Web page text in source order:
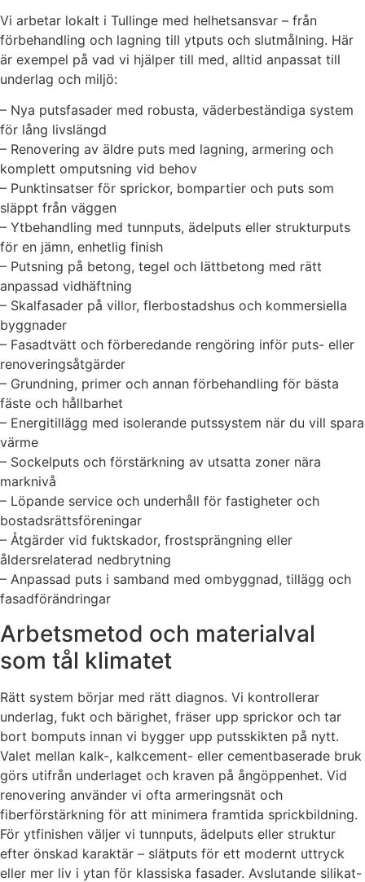
Vi arbetar lokalt i Tullinge med helhetsansvar – från
förbehandling och lagning till ytputs och slutmålning. Här
är exempel på vad vi hjälper till med, alltid anpassat till
underlag och miljö:
– Nya putsfasader med robusta, väderbeständiga system
för lång livslängd
– Renovering av äldre puts med lagning, armering och
komplett omputsning vid behov
– Punktinsatser för sprickor, bompartier och puts som
släppt från väggen
– Ytbehandling med tunnputs, ädelputs eller strukturputs
för en jämn, enhetlig finish
– Putsning på betong, tegel och lättbetong med rätt
anpassad vidhäftning
– Skalfasader på villor, flerbostadshus och kommersiella
byggnader
– Fasadtvätt och förberedande rengöring inför puts- eller
renoveringsåtgärder
– Grundning, primer och annan förbehandling för bästa
fäste och hållbarhet
– Energitillägg med isolerande putssystem när du vill spara
värme
– Sockelputs och förstärkning av utsatta zoner nära
marknivå
– Löpande service och underhåll för fastigheter och
bostadsrättsföreningar
– Åtgärder vid fuktskador, frostsprängning eller
åldersrelaterad nedbrytning
– Anpassad puts i samband med ombyggnad, tillägg och
fasadförändringar
Arbetsmetod och materialval
som tål klimatet
Rätt system börjar med rätt diagnos. Vi kontrollerar
underlag, fukt och bärighet, fräser upp sprickor och tar
bort bomputs innan vi bygger upp putsskikten på nytt.
Valet mellan kalk-, kalkcement- eller cementbaserade bruk
görs utifrån underlaget och kraven på ångöppenhet. Vid
renovering använder vi ofta armeringsnät och
fiberförstärkning för att minimera framtida sprickbildning.
För ytfinishen väljer vi tunnputs, ädelputs eller struktur
efter önskad karaktär – slätputs för ett modernt uttryck
eller mer liv i ytan för klassiska fasader. Avslutande silikat-